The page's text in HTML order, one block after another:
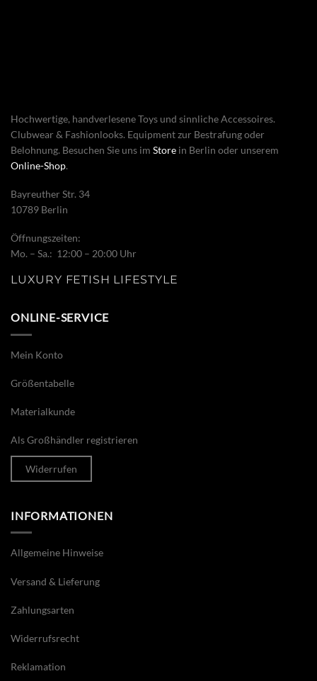
Hochwertige, handverlesene Toys und sinnliche Accessoires.
Clubwear & Fashionlooks. Equipment zur Bestrafung oder
Belohnung. Besuchen Sie uns im Store in Berlin oder unserem
Online-Shop.
Bayreuther Str. 34
10789 Berlin
Öffnungszeiten:
Mo. – Sa.: 12:00 – 20:00 Uhr
LUXURY FETISH LIFESTYLE
ONLINE-SERVICE
Mein Konto
Größentabelle
Materialkunde
Als Großhändler registrieren
Widerrufen
INFORMATIONEN
Allgemeine Hinweise
Versand & Lieferung
Zahlungsarten
Widerrufsrecht
Reklamation